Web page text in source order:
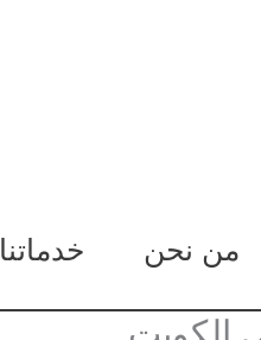
من نحن خدماتنا